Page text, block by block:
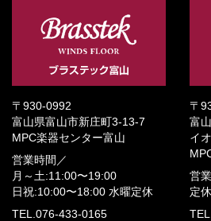
〒930-0992
富山県富山市新庄町3-13-7
MPC楽器センター富山
営業時間／
月～土:11:00〜19:00
日祝:10:00〜18:00 水曜定休
TEL.076-433-0165
〒
富
イ
営
定